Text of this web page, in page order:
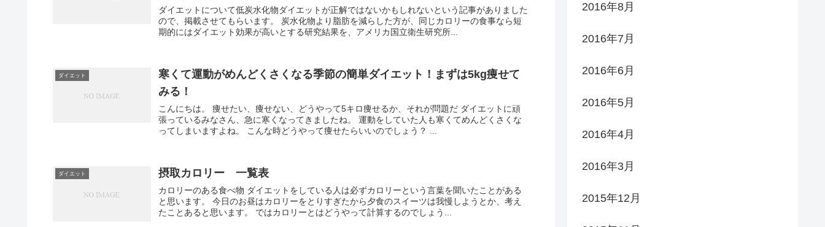
ダイエットについて低炭水化物ダイエットが正解ではないかもしれないという記事がありました
ので、掲載させてもらいます。 炭水化物より脂肪を減らした方が、同じカロリーの食事なら短
期的にはダイエット効果が高いとする研究結果を、アメリカ国立衛生研究所...
ダイエット
寒くて運動がめんどくさくなる季節の簡単ダイエット！まずは5kg痩せて
みる！
こんにちは。 痩せたい、痩せない、どうやって5キロ痩せるか、それが問題だ ダイエットに頑
張っているみなさん、急に寒くなってきましたね。 運動をしていた人も寒くてめんどくさくな
ってしまいますよね。 こんな時どうやって痩せたらいいのでしょう？ ...
ダイエット 摂取カロリー 一覧表
カロリーのある食べ物 ダイエットをしている人は必ずカロリーという言葉を聞いたことがある
と思います。 今日のお昼はカロリーをとりすぎたから夕食のスイーツは我慢しようとか、考え
たことあると思います。 ではカロリーとはどうやって計算するのでしょう...
2016年8月
2016年7月
2016年6月
2016年5月
2016年4月
2016年3月
2015年12月